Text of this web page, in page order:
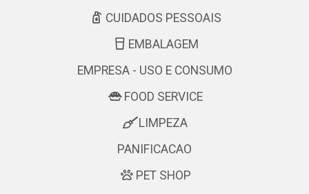
CUIDADOS PESSOAIS
EMBALAGEM
EMPRESA - USO E CONSUMO
FOOD SERVICE
LIMPEZA
PANIFICACAO
PET SHOP